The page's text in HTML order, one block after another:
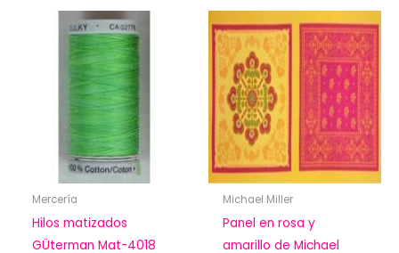
Mercería
Hilos matizados
GÜterman Mat-4018
Michael Miller
Panel en rosa y
amarillo de Michael